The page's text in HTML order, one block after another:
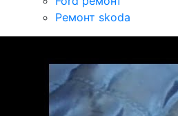
Ремонт skoda